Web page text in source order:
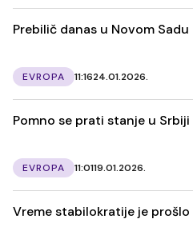
Prebilič danas u Novom Sadu
EVROPA 11:1624.01.2026.
Pomno se prati stanje u Srbiji
EVROPA 11:0119.01.2026.
Vreme stabilokratije je prošlo